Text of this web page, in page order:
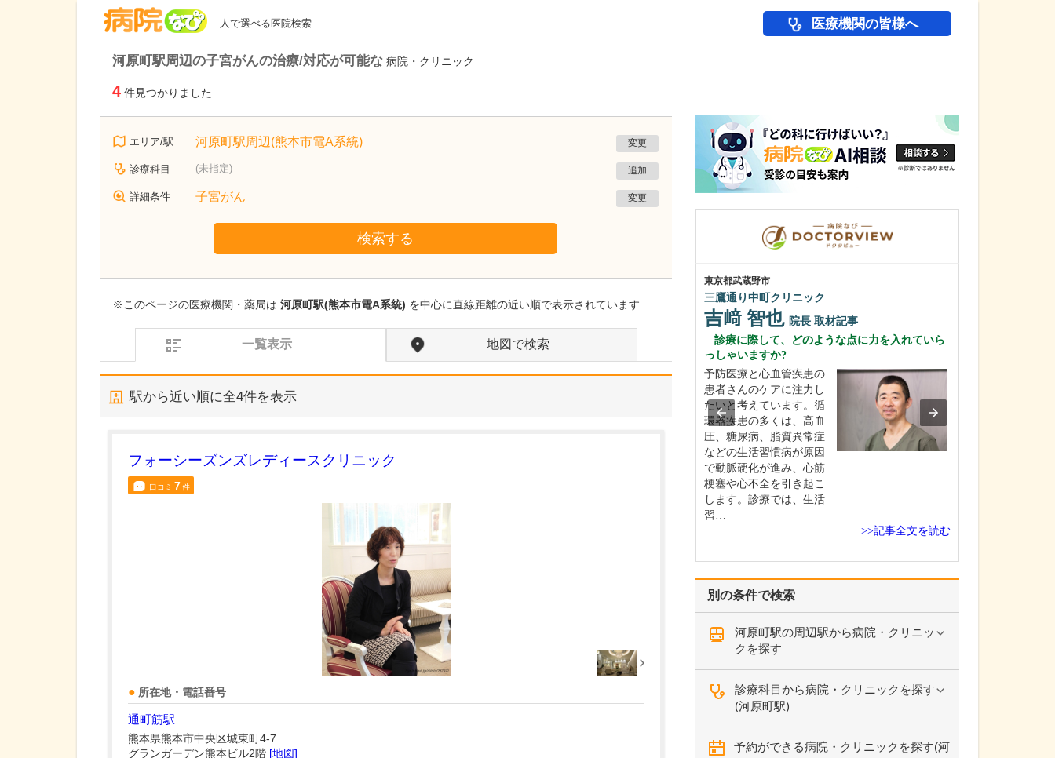
人で選べる医院検索 医療機関の皆様へ
河原町駅周辺の子宮がんの治療/対応が可能な 病院・クリニック
4 件見つかりました
エリア/駅 河原町駅周辺(熊本市電A系統) 変更
診療科目 (未指定) 追加
詳細条件 子宮がん 変更
検索する
※このページの医療機関・薬局は 河原町駅(熊本市電A系統) を中心に直線距離の近い順で表示されています
一覧表示 地図で検索
駅から近い順に全4件を表示
フォーシーズンズレディースクリニック
口コミ 7件
所在地・電話番号
通町筋駅
熊本県熊本市中央区城東町4-7
グランガーデン熊本ビル2階 [地図]
別の条件で検索
河原町駅の周辺駅から病院・クリニッ
クを探す
診療科目から病院・クリニックを探す
(河原町駅)
予約ができる病院・クリニックを探す(河
熊本県熊本市南区
たかしお内科ハートクリニック
大学病院で要職を担ってきた先生が開業を決め
たのにはどのような理由があったのでしょうか?
心不全という病気は発症
東京都武蔵野市
三鷹通り中町クリニック
吉﨑 智也 院長 取材記事
診療に際して、どのような点に力を入れていら
っしゃいますか?
予防医療と心血管疾患の
患者さんのケアに注力し
たいと考えています。循
環器疾患の多くは、高血
圧、糖尿病、脂質異常症
などの生活習慣病が原因
で動脈硬化が進み、心筋
梗塞や心不全を引き起こ
します。診療では、生活
習…
>>記事全文を読む